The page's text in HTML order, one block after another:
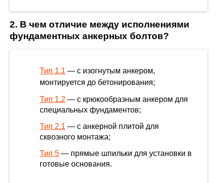
2. В чем отличие между исполнениями
фундаментных анкерных болтов?
Тип 1.1 — с изогнутым анкером,
монтируется до бетонирования;
Тип 1.2 — с крюкообразным анкером для
специальных фундаментов;
Тип 2.1 — с анкерной плитой для
сквозного монтажа;
Тип 5 — прямые шпильки для установки в
готовые основания.